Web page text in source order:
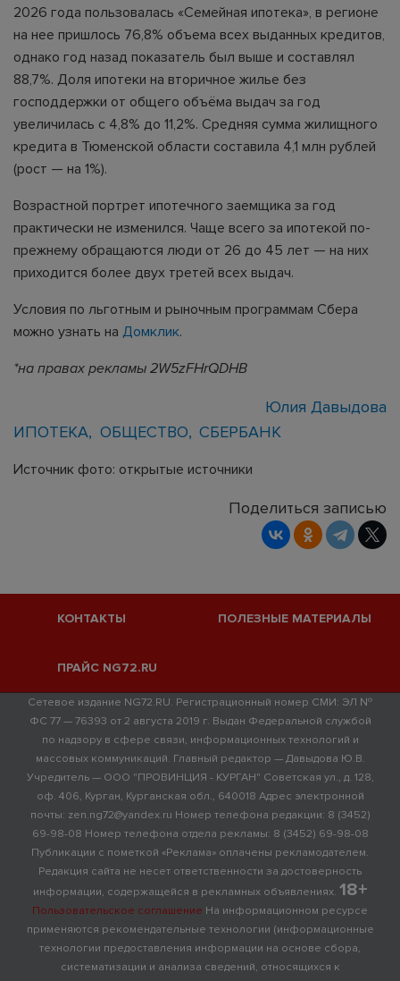
2026 года пользовалась «Семейная ипотека», в регионе
на нее пришлось 76,8% объема всех выданных кредитов,
однако год назад показатель был выше и составлял
88,7%. Доля ипотеки на вторичное жилье без
господдержки от общего объёма выдач за год
увеличилась с 4,8% до 11,2%. Средняя сумма жилищного
кредита в Тюменской области составила 4,1 млн рублей
(рост — на 1%).
Возрастной портрет ипотечного заемщика за год
практически не изменился. Чаще всего за ипотекой по-
прежнему обращаются люди от 26 до 45 лет — на них
приходится более двух третей всех выдач.
Условия по льготным и рыночным программам Сбера
можно узнать на Домклик.
*на правах рекламы 2W5zFHrQDHB
Юлия Давыдова
ИПОТЕКА ОБЩЕСТВО СБЕРБАНК
Источник фото: открытые источники
Поделиться записью
КОНТАКТЫ ПОЛЕЗНЫЕ МАТЕРИАЛЫ
ПРАЙС NG72.RU
Сетевое издание NG72.RU. Регистрационный номер СМИ: ЭЛ №
ФС 77 — 76393 от 2 августа 2019 г. Выдан Федеральной службой
по надзору в сфере связи, информационных технологий и
массовых коммуникаций. Главный редактор — Давыдова Ю.В.
Учредитель — ООО "ПРОВИНЦИЯ - КУРГАН" Советская ул., д. 128,
оф. 406, Курган, Курганская обл., 640018 Адрес электронной
почты: zen.ng72@yandex.ru Номер телефона редакции: 8 (3452)
69-98-08 Номер телефона отдела рекламы: 8 (3452) 69-98-08
Публикации с пометкой «Реклама» оплачены рекламодателем.
Редакция сайта не несет ответственности за достоверность
информации, содержащейся в рекламных объявлениях. 18+
Пользовательское соглашение На информационном ресурсе
применяются рекомендательные технологии (информационные
технологии предоставления информации на основе сбора,
систематизации и анализа сведений, относящихся к